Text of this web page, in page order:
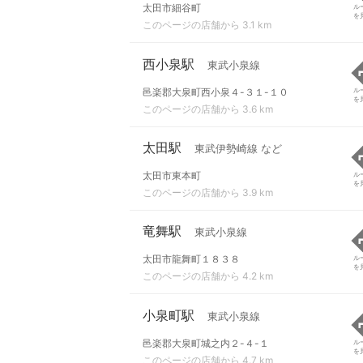
太田市細谷町
このページの店舗から 3.1 km
ル
を
西小泉駅 東武小泉線
邑楽郡大泉町西小泉４-３１-１０
このページの店舗から 3.6 km
ル
を
太田駅 東武伊勢崎線 など
太田市東本町
このページの店舗から 3.9 km
ル
を
竜舞駅 東武小泉線
太田市龍舞町１８３８
このページの店舗から 4.2 km
ル
を
小泉町駅 東武小泉線
邑楽郡大泉町城之内２-４-１
このページの店舗から 4.7 km
ル
を